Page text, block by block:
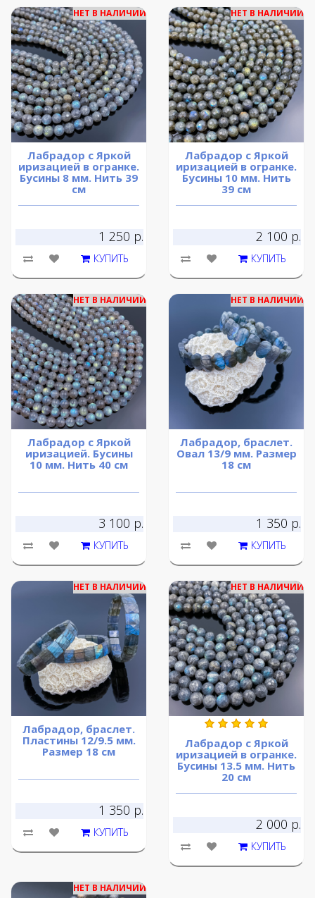
НЕТ В НАЛИЧИИ
Лабрадор с Яркой
иризацией в огранке.
Бусины 8 мм. Нить 39
см
1 250 р.
КУПИТЬ
НЕТ В НАЛИЧИИ
Лабрадор с Яркой
иризацией в огранке.
Бусины 10 мм. Нить
39 см
2 100 р.
КУПИТЬ
НЕТ В НАЛИЧИИ
Лабрадор с Яркой
иризацией. Бусины
10 мм. Нить 40 см
3 100 р.
КУПИТЬ
НЕТ В НАЛИЧИИ
Лабрадор, браслет.
Овал 13/9 мм. Размер
18 см
1 350 р.
КУПИТЬ
НЕТ В НАЛИЧИИ
Лабрадор, браслет.
Пластины 12/9.5 мм.
Размер 18 см
1 350 р.
КУПИТЬ
НЕТ В НАЛИЧИИ
Лабрадор с Яркой
иризацией в огранке.
Бусины 13.5 мм. Нить
20 см
2 000 р.
КУПИТЬ
НЕТ В НАЛИЧИИ